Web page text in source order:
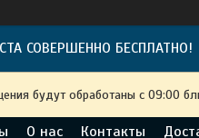
СОВЕРШЕННО БЕСПЛАТНО!
будут обработаны с 09:00
О нас Контакты